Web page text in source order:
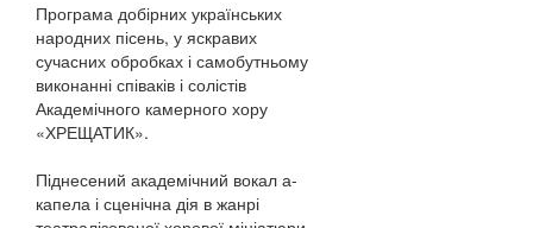
Програма добірних українських
народних пісень, у яскравих
сучасних обробках і самобутньому
виконанні співаків і солістів
Академічного камерного хору
«ХРЕЩАТИК».
Піднесений академічний вокал а-
капела і сценічна дія в жанрі